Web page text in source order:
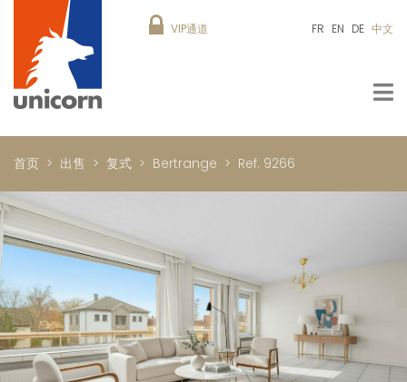
VIP通道 FR EN DE 中文
首页 出售 复式 Bertrange Ref. 9266